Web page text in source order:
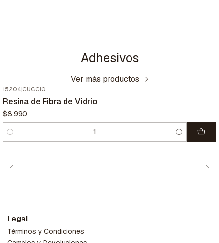
Adhesivos
Ver más productos
15204 CUCCIO
Resina de Fibra de Vidrio
$8.990
Cantidad
Legal
Términos y Condiciones